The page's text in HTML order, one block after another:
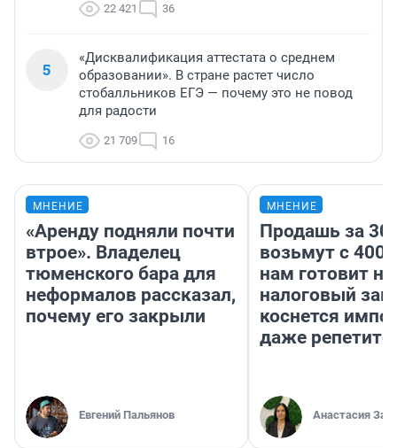
22 421 36
5
«Дисквалификация аттестата о среднем
образовании». В стране растет число
стобалльников ЕГЭ — почему это не повод
для радости
21 709 16
МНЕНИЕ
«Аренду подняли почти
втрое». Владелец
тюменского бара для
неформалов рассказал,
почему его закрыли
Евгений Пальянов
МНЕНИЕ
Продашь за
возьмут с
нам готовит
налоговый
коснется
даже
Анастасия